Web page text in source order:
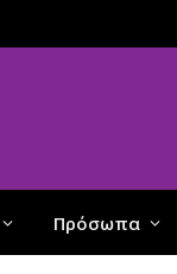
Πρόσωπα